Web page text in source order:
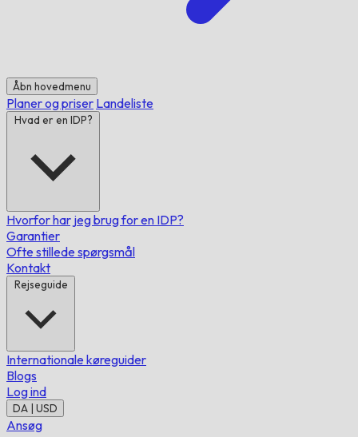
Åbn hovedmenu
Planer og priser Landeliste
Hvad er en IDP?
Hvorfor har jeg brug for en IDP?
Garantier
Ofte stillede spørgsmål
Kontakt
Rejseguide
Internationale køreguider
Blogs
Log ind
DA | USD
Ansøg